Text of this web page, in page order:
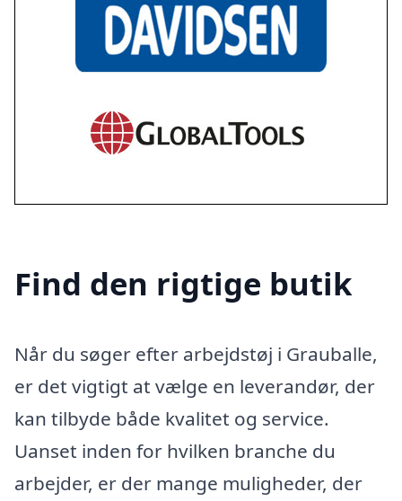
Find den rigtige butik
Når du søger efter arbejdstøj i Grauballe,
er det vigtigt at vælge en leverandør, der
kan tilbyde både kvalitet og service.
Uanset inden for hvilken branche du
arbejder, er der mange muligheder, der